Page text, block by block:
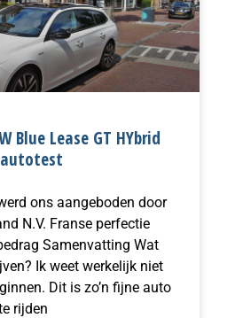
Blue Lease GT HYbrid
autotest
ons aangeboden door
N.V. Franse perfectie
Samenvatting Wat
Ik weet werkelijk niet
Dit is zo’n fijne auto
rijden